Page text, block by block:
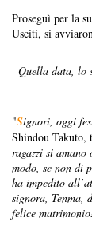
Proseguì per la
Usciti, si
Quella data, lo
"Signori, oggi
Shindou Takuto,
ragazzi si
modo, se non di
ha impedito
signora, Tenma,
felice